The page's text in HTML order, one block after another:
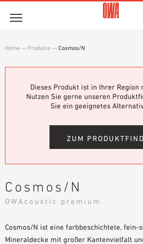
STANDORTE
NACHHALTIGKEIT
Produkte
PRODUKTÜBERSICHT
GEFÜHRTE SUCHE
Lösungen
EINSATZGEBIETE
AUSSCHREIBUNGSTEXTE
DOWNLOADS
PLANUNGSHILFEN
Karriere
Home — Produkte — Cosmos/N
Dieses Produkt ist in Ihrer Region
Nutzen Sie gerne unseren
Sie ein geeignetes
ZUM
Cosmos/N
OWAcoustic premium
Cosmos/N ist eine farbbeschichtete,
Mineraldecke mit großer Kantenvielfalt